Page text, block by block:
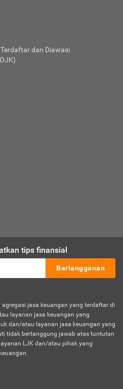
Terdaftar dan Diawasi
tips finansial
Berlangganan
jasa keuangan yang terdaftar di
layanan jasa keuangan yang
dan/atau layanan jasa keuangan yang
tidak bertanggung jawab atas tuntutan
LJK dan/atau pihak yang